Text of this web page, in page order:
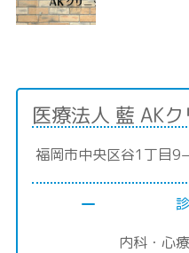
医療法人 藍 AK
福岡市中央区谷1丁目
内科・心